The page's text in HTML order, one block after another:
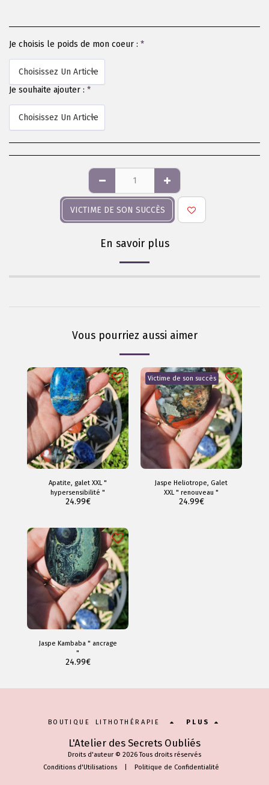
Je choisis le poids de mon coeur : *
Choisissez Un Article
Je souhaite ajouter : *
Choisissez Un Article
VICTIME DE SON SUCCÈS
En savoir plus
Vous pourriez aussi aimer
Apatite, galet XXL "
hypersensibilité "
24.99€
Victime de son succès
Jaspe Heliotrope, Galet
XXL " renouveau "
24.99€
Jaspe Kambaba " ancrage
"
24.99€
L'Atelier des Secrets Oubliés
Droits d'auteur © 2026 Tous droits réservés
Conditions d'Utilisations| Politique de Confidentialité
BOUTIQUE LITHOTHÉRAPIE PLUS